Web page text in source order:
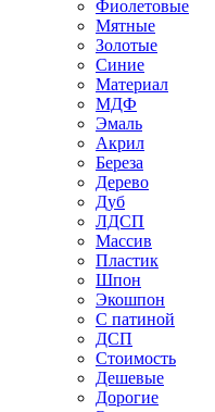
Фиолетовые
Мятные
Золотые
Синие
Материал
МДФ
Эмаль
Акрил
Береза
Дерево
Дуб
ЛДСП
Массив
Пластик
Шпон
Экошпон
С патиной
ДСП
Стоимость
Дешевые
Дорогие